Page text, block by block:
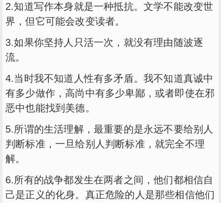
2.知道写作本身就是一种抵抗。文学不能改变世
界，但它可能会改变读者。
3.如果你坚持人只活一次，就没有理由随波逐
流。
4.当时我不知道人性有多矛盾。我不知道真诚中
有多少做作，高尚中有多少卑鄙，或者即使在邪
恶中也能找到美德。
5.所谓的生活理解，最重要的是永远不要给别人
判断标准，一旦给别人判断标准，就完全不理
解。
6.所有的战争都发生在两者之间，他们都相信自
己是正义的化身。真正危险的人是那些相信他们